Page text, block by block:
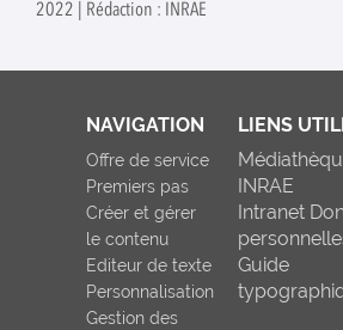
2022 | Rédaction : INRAE
NAVIGATION
Offre de service
Premiers pas
Créer et gérer
le contenu
Editeur de texte
Personnalisation
Gestion des
LIENS
INRAE
Intranet
Guide